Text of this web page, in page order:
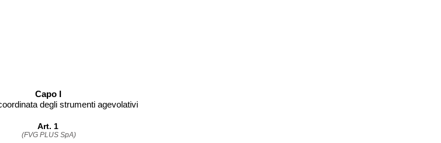
Capo I
degli strumenti agevolativi
Art. 1
(FVG PLUS SpA)